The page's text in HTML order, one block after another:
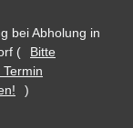
bei Abholung in
(
Bitte
)